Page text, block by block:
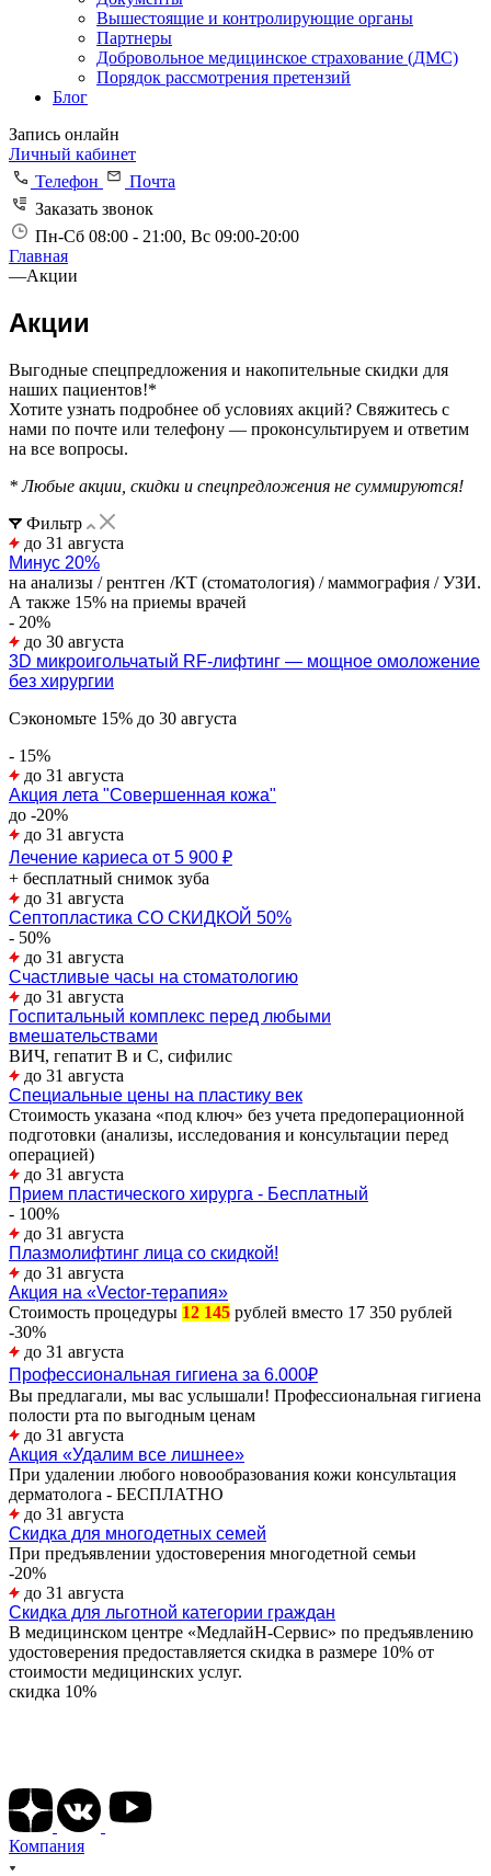
Вышестоящие и контролирующие органы
Партнеры
Добровольное медицинское страхование (ДМС)
Порядок рассмотрения претензий
Блог
Запись онлайн
Личный кабинет
Телефон
Почта
Заказать звонок
Пн-Сб 08:00 - 21:00, Вс 09:00-20:00
Главная
—Акции
Акции
Выгодные спецпредложения и накопительные скидки для
наших пациентов!*
Хотите узнать подробнее об условиях акций? Свяжитесь с
нами по почте или телефону — проконсультируем и ответим
на все вопросы.
* Любые акции, скидки и спецпредложения не суммируются!
Фильтр
до 31 августа
Минус 20%
на анализы / рентген /КТ (стоматология) / маммография / УЗИ.
А также 15% на приемы врачей
- 20%
до 30 августа
3D микроигольчатый RF-лифтинг — мощное омоложение
без хирургии
Сэкономьте 15% до 30 августа
- 15%
до 31 августа
Акция лета "Совершенная кожа"
до -20%
до 31 августа
Лечение кариеса от 5 900 ₽
+ бесплатный снимок зуба
до 31 августа
Септопластика СО СКИДКОЙ 50%
- 50%
до 31 августа
Счастливые часы на стоматологию
до 31 августа
Госпитальный комплекс перед любыми
вмешательствами
ВИЧ, гепатит В и С, сифилис
до 31 августа
Специальные цены на пластику век
Стоимость указана «под ключ» без учета предоперационной
подготовки (анализы, исследования и консультации перед
операцией)
до 31 августа
Прием пластического хирурга - Бесплатный
- 100%
до 31 августа
Плазмолифтинг лица со скидкой!
до 31 августа
Акция на «Vector-терапия»
Стоимость процедуры 12 145 рублей вместо 17 350 рублей
-30%
до 31 августа
Профессиональная гигиена за 6.000₽
Вы предлагали, мы вас услышали! Профессиональная гигиена
полости рта по выгодным ценам
до 31 августа
Акция «Удалим все лишнее»
При удалении любого новообразования кожи консультация
дерматолога - БЕСПЛАТНО
до 31 августа
Скидка для многодетных семей
При предъявлении удостоверения многодетной семьи
-20%
до 31 августа
Скидка для льготной категории граждан
В медицинском центре «МедлайН-Сервис» по предъявлению
удостоверения предоставляется скидка в размере 10% от
стоимости медицинских услуг.
скидка 10%
Компания